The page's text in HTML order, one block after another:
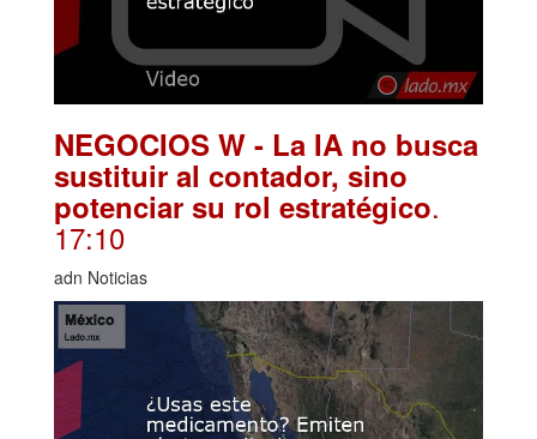
NEGOCIOS W - La IA no busca
sustituir al contador, sino
potenciar su rol estratégico.
17:10
adn Noticias